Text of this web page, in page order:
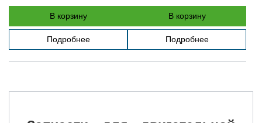
В корзину
Подробнее
В корзину
Подробнее